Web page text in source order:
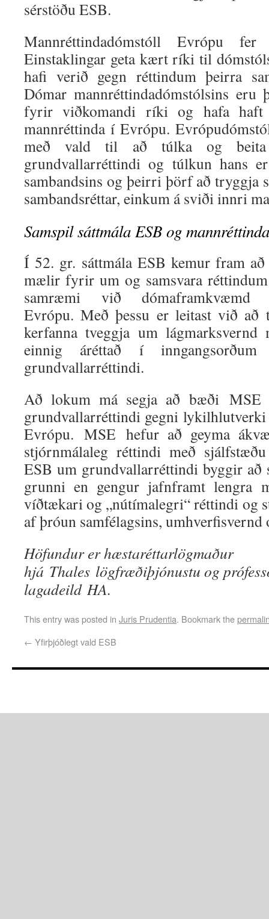
sérstöðu ESB.
Mannréttindadómstóll Evrópu
Einstaklingar geta kært ríki til
hafi verið gegn réttindum þeirra
Dómar mannréttindadómstólsins eru
fyrir viðkomandi ríki og hafa
mannréttinda í Evrópu.
með vald til að túlka og beita
grundvallarréttindi og túlkun hans
sambandsins og þeirri þörf að tryggja
sambandsréttar, einkum á sviði innri
Samspil sáttmála ESB og
Í 52. gr. sáttmála ESB kemur fram
mælir fyrir um og samsvara
samræmi við dómaframkvæmd
Evrópu. Með þessu er leitast við
kerfanna tveggja um lágmarksvernd
einnig áréttað í
grundvallarréttindi.
Að lokum má segja að bæði MSE
grundvallarréttindi gegni
Evrópu. MSE hefur að geyma
stjórnmálaleg réttindi með
ESB um grundvallarréttindi byggir að
grunni en gengur jafnframt lengra
víðtækari og „nútímalegri“ réttindi og
af þróun samfélagsins, umhverfisvernd
Höfundur er hæstaréttarlögmaður
hjá Thales lögfræðiþjónustu og
lagadeild HA.
This entry was posted in Juris Prudentia. Bookmark the
← Yfirþjóðlegt vald ESB